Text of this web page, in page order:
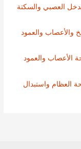
العصبي والسكتة
والأعصاب والعمود
الأعصاب والعمود
العظام واستبدال